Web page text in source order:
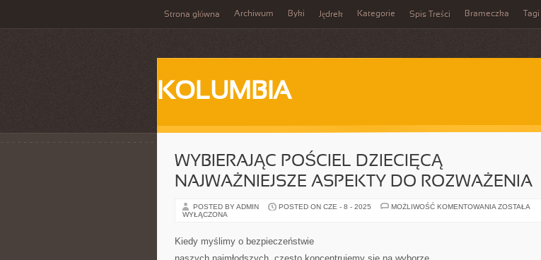
Strona główna Archiwum Byki Jędrek Kategorie Spis Treści Brameczka Tagi
KOLUMBIA
WYBIERAJĄC POŚCIEL DZIECIĘCĄ –
NAJWAŻNIEJSZE ASPEKTY DO ROZWAŻENIA
POSTED BY ADMIN POSTED ON CZE - 8 - 2025 MOŻLIWOŚĆ KOMENTOWANIA WYBIERAJĄC
ZOSTAŁA
WYŁĄCZONA
Kiedy myślimy o bezpieczeństwie